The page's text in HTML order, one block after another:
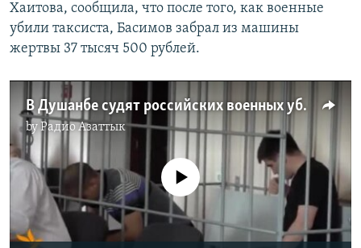
Хаитова, сообщила, что после того, как военные
убили таксиста, Басимов забрал из машины
жертвы 37 тысяч 500 рублей.
В Душанбе судят российских военных убивших местного таксиста
byРадио Азаттык
No media source currently available